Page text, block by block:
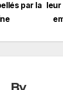
par la